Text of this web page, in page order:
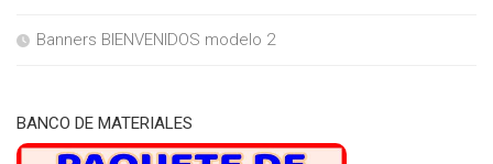
Banners BIENVENIDOS modelo 2
BANCO DE MATERIALES